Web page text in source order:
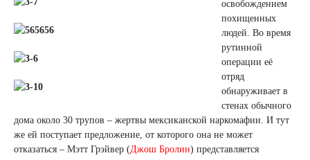
освобождением
похищенных
людей. Во время
рутинной
операции её
отряд
обнаруживает в
стенах обычного
дома около 30 трупов – жертвы мексиканской наркомафии. И тут
же ей поступает предложение, от которого она не может
отказаться – Мэтт Грэйвер (Джош Бролин) представляется